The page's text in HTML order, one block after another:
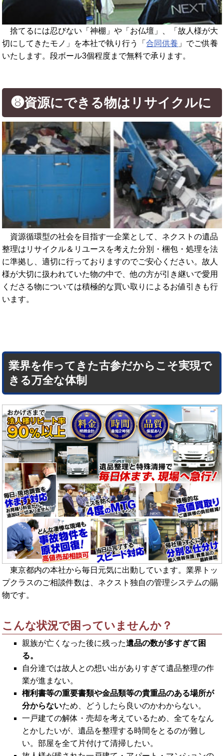
捨てるには忍びない「神棚」や「お仏壇」、「故人様が大
切にしてきたモノ」を本社で執り行う「合同供養 」でご供養
いたします。段ボール3個程度まで無料で承ります。
❽資源にできる物はリサイクルに
資源循環型の社会を目指す一企業として、ネクストの遺品
整理はリサイクル＆リユースを考えた分別・梱包・処理を法
に準拠し、適切に行っておりますのでご安心ください。故人
様が大切に扱われていた物の中で、他の方が引き継いで愛用
くださる物については積極的な買い取りによるお値引きも行
います。
業界を作ってきた古参だからこそ実現で
きる万全な体制
東京都内の本社から毎日元気に出動しています。業界トッ
プクラスのご相談件数は、ネクスト独自の管理システムの賜
物です。
こんな状況で困っていませんか？
親族が亡くなった後に残った遺品の数が多すぎて困
る。
自分達では故人との想い出がありすぎて遺品整理の作
業が進まない。
権利書等の重要書類や金品類等の貴重品のある場所が
分からないため、どうしたら良いのかわからない。
一戸建ての解体・売却を考えているため、全てをなん
とかしたいが、遺品を整理する時間をとるのが難し
い。部屋を全て片付けて清掃したい。